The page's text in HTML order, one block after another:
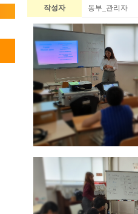
작성자 동부_관리자